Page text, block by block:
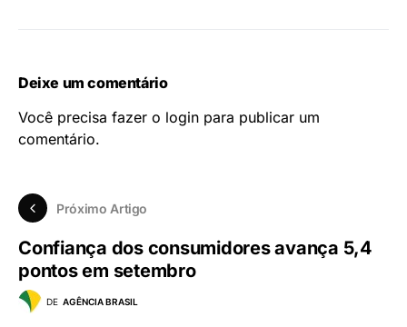
Deixe um comentário
Você precisa fazer o login para publicar um
comentário.
Próximo Artigo
Confiança dos consumidores avança 5,4
pontos em setembro
DE AGÊNCIA BRASIL